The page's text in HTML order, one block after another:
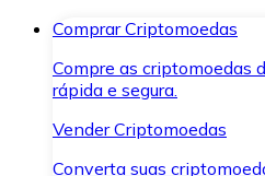
Comprar Criptomoedas
Compre as criptomoedas
rápida e segura.
Vender Criptomoedas
Converta suas